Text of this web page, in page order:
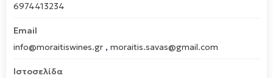
6974413234
Email
info@moraitiswines.gr , moraitis.savas@gmail.com
Ιστοσελίδα